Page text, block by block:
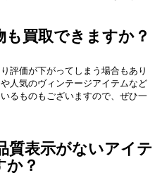
買取できますか？
評価が下がってしまう場合もあり
人気のヴィンテージアイテムなど
るものもございますので、ぜひ一
質表示がないアイテ
か？